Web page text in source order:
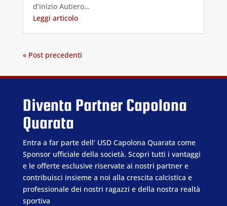
d’inizio Autiero…
Leggi articolo
« Post precedenti
Diventa Partner Capolona
Quarata
Entra a far parte dell’ USD Capolona Quarata come
Sponsor ufficiale della società. Scopri tutti i vantaggi
e le offerte esclusive riservate ai nostri partner e
contribuisci insieme a noi alla crescita calcistica e
professionale dei nostri ragazzi e della nostra realtà
sportiva